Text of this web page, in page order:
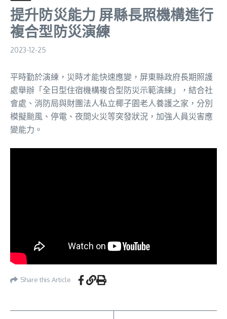
提升防災能力 屏縣長照機構進行
複合型防災演練
2023-12-25
平時勤於演練，災時才能快速應變，屏東縣政府長期照護
處舉辦「全日型住宿機構複合型防災示範演練」，結合社
會處、消防局與財團法人私立椰子園老人養護之家，分別
模擬颱風、停電、夜間火災等突發狀況，加強人員災害應
變能力。
Share this Article